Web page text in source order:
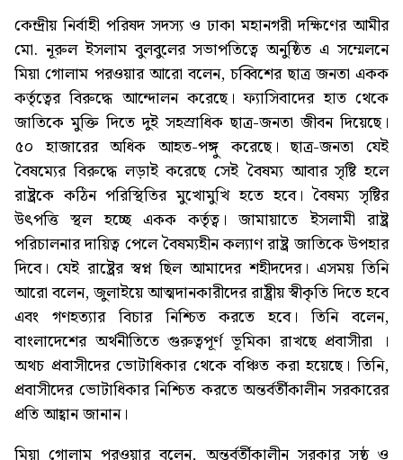
কেন্দ্রীয় নির্বাহী পরিষদ সদস্য ও ঢাকা মহানগরী দক্ষিণের আমীর
মো. নূরুল ইসলাম বুলবুলের সভাপতিত্বে অনুষ্ঠিত এ সম্মেলনে
মিয়া গোলাম পরওয়ার আরো বলেন, চব্বিশের ছাত্র জনতা একক
কর্তৃত্বের বিরুদ্ধে আন্দোলন করেছে। ফ্যাসিবাদের হাত থেকে
জাতিকে মুক্তি দিতে দুই সহস্রাধিক ছাত্র-জনতা জীবন দিয়েছে।
৫০ হাজারের অধিক আহত-পঙ্গু করেছে। ছাত্র-জনতা যেই
বৈষম্যের বিরুদ্ধে লড়াই করেছে সেই বৈষম্য আবার সৃষ্টি হলে
রাষ্ট্রকে কঠিন পরিস্থিতির মুখোমুখি হতে হবে। বৈষম্য সৃষ্টির
উৎপত্তি স্থল হচ্ছে একক কর্তৃত্ব। জামায়াতে ইসলামী রাষ্ট্র
পরিচালনার দায়িত্ব পেলে বৈষম্যহীন কল্যাণ রাষ্ট্র জাতিকে উপহার
দিবে। যেই রাষ্ট্রের স্বপ্ন ছিল আমাদের শহীদদের। এসময় তিনি
আরো বলেন, জুলাইয়ে আত্মদানকারীদের রাষ্ট্রীয় স্বীকৃতি দিতে হবে
এবং গণহত্যার বিচার নিশ্চিত করতে হবে। তিনি বলেন,
বাংলাদেশের অর্থনীতিতে গুরুত্বপূর্ণ ভূমিকা রাখছে প্রবাসীরা ।
অথচ প্রবাসীদের ভোটাধিকার থেকে বঞ্চিত করা হয়েছে। তিনি,
প্রবাসীদের ভোটাধিকার নিশ্চিত করতে অন্তর্বর্তীকালীন সরকারের
প্রতি আহ্বান জানান।